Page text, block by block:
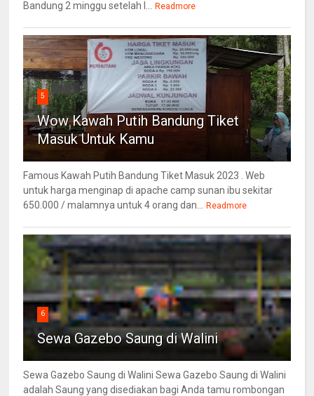
Bandung 2 minggu setelah l...
Readmore
5
Wow Kawah Putih Bandung Tiket
Masuk Untuk Kamu
Famous Kawah Putih Bandung Tiket Masuk 2023 . Web
untuk harga menginap di apache camp sunan ibu sekitar
650.000 / malamnya untuk 4 orang dan...
Readmore
6
Sewa Gazebo Saung di Walini
Sewa Gazebo Saung di Walini Sewa Gazebo Saung di Walini
adalah Saung yang disediakan bagi Anda tamu rombongan